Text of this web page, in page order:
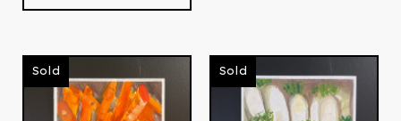
Sold Sold